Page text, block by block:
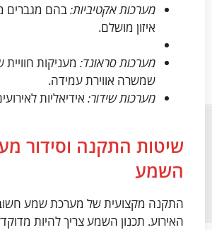
מערכות אקטיביות:בהם מגברים
איזון מושלם.
מערכות סראונד: מעניקות
שמשרה אווירת עמידה.
מערכות שידור: אידיאליות
שיטות התקנה וסידור
השמע
התקנה מקצועית של מערכת שמע
האירוע. תכנון השמע צריך להיות